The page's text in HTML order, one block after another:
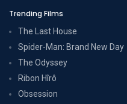
Trending Films
The Last House
Spider-Man: Brand New Day
The Odyssey
Ribon Hîrô
Obsession